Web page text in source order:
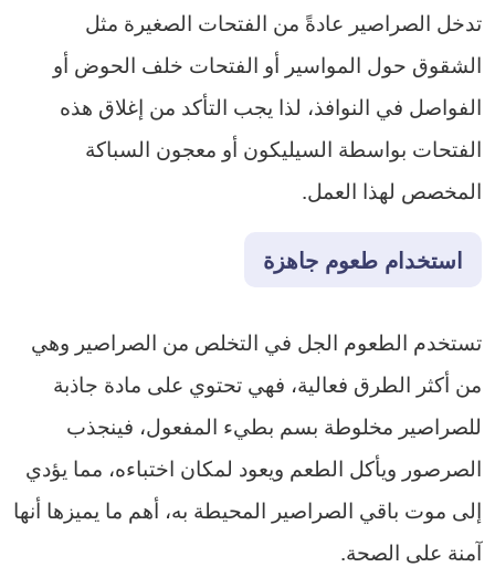
تدخل الصراصير عادةً من الفتحات الصغيرة مثل
الشقوق حول المواسير أو الفتحات خلف الحوض أو
الفواصل في النوافذ، لذا يجب التأكد من إغلاق هذه
الفتحات بواسطة السيليكون أو معجون السباكة
المخصص لهذا العمل.
استخدام طعوم جاهزة
تستخدم الطعوم الجل في التخلص من الصراصير وهي
من أكثر الطرق فعالية، فهي تحتوي على مادة جاذبة
للصراصير مخلوطة بسم بطيء المفعول، فينجذب
الصرصور ويأكل الطعم ويعود لمكان اختباءه، مما يؤدي
إلى موت باقي الصراصير المحيطة به، أهم ما يميزها أنها
آمنة على الصحة.